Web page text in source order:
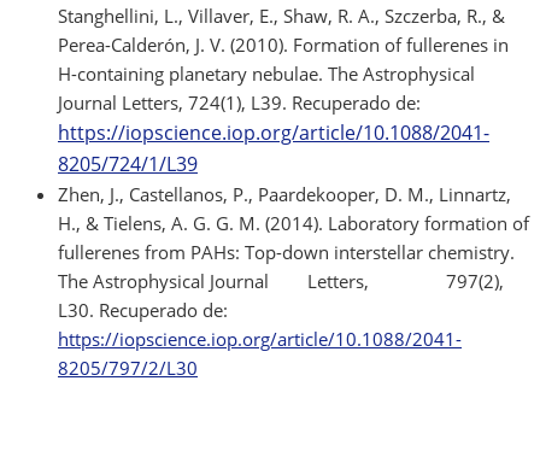
Stanghellini, L., Villaver, E., Shaw, R. A., Szczerba, R., &
Perea-Calderón, J. V. (2010). Formation of fullerenes in
H-containing planetary nebulae. The Astrophysical
Journal Letters, 724(1), L39. Recuperado de:
https://iopscience.iop.org/article/10.1088/2041-
8205/724/1/L39
Zhen, J., Castellanos, P., Paardekooper, D. M., Linnartz,
H., & Tielens, A. G. G. M. (2014). Laboratory formation of
fullerenes from PAHs: Top-down interstellar chemistry.
The Astrophysical Journal Letters, 797(2),
L30. Recuperado de:
https://iopscience.iop.org/article/10.1088/2041-
8205/797/2/L30